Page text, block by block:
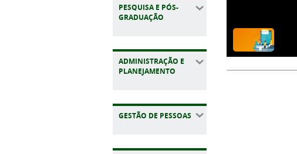
PESQUISA E PÓS-
GRADUAÇÃO
ADMINISTRAÇÃO E
PLANEJAMENTO
GESTÃO DE PESSOAS